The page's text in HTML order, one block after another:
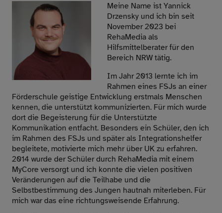
Meine Name ist Yannick
Drzensky und ich bin seit
November 2023 bei
RehaMedia als
Hilfsmittelberater für den
Bereich NRW tätig.
Im Jahr 2013 lernte ich im
Rahmen eines FSJs an einer
Förderschule geistige Entwicklung erstmals Menschen
kennen, die unterstützt kommunizierten. Für mich wurde
dort die Begeisterung für die Unterstützte
Kommunikation entfacht. Besonders ein Schüler, den ich
im Rahmen des FSJs und später als Integrationshelfer
begleitete, motivierte mich mehr über UK zu erfahren.
2014 wurde der Schüler durch RehaMedia mit einem
MyCore versorgt und ich konnte die vielen positiven
Veränderungen auf die Teilhabe und die
Selbstbestimmung des Jungen hautnah miterleben. Für
mich war das eine richtungsweisende Erfahrung.